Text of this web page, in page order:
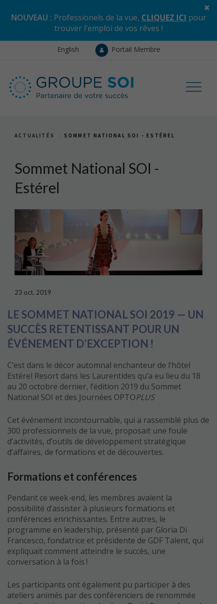
NOUVEAU : Professionels de la vue, CLIQUEZ ICI pour
trouver l'emploi de vos rêves !
×
English Portail Membre
ACTUALITÉS SOMMET NATIONAL SOI - ESTÉREL
Sommet National SOI -
Estérel
23 oct. 2019
LE SOMMET NATIONAL SOI 2019 — UN
SUCCÈS RETENTISSANT POUR UN
ÉVÉNEMENT D’EXCEPTION !
C’est dans le décor automnal enchanteur de l’hôtel
Estérel Resort dans les Laurentides qu’a eu lieu du 18
au 20 octobre dernier, l’édition 2019 du Sommet
National SOI et des Journées OPTOPLUS
Cet événement incontournable, qui a rassemblé plus de
300 professionnels de la vue, proposait une foule
d’activités, d’outils de développement stratégique
d’affaires, de formations et de découvertes.
Formations et conférences
Pendant ce week-end, les membres avaient la
possibilité d’assister à plusieurs formations et
conférences enrichissantes. Entre autres, le
programme en leadership, présenté par Gloria Di
Francesco, fondatrice et présidente de GDF Talent, qui
expliquait comment atteindre le succès, une
conversation à la fois !
Les participants ont également pu participer à des
ateliers animés par des conférenciers de renommée